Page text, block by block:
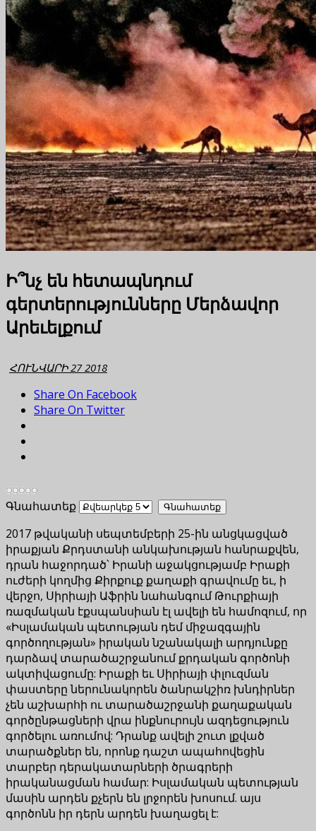
Ի՞նչ են հետապնդում
գերտերությունները Մերձավոր
Արեւելքում
ՀՈՒՆՎԱՐԻ 27 2018
Share On Facebook
Share On Twitter
Գնահատեք
2017 թվականի սեպտեմբերի 25-ին անցկացված
իրաքյան Քրդստանի անկախության հանրաքվեն,
դրան հաջորդած՝ Իրանի աջակցությամբ Իրաքի
ուժերի կողմից Քիրքուք քաղաքի գրավումը եւ, ի
վերջո, Սիրիայի Աֆրին նահանգում Թուրքիայի
ռազմական էքսպանսիան էլ ավելի են համոզում, որ
«Իսլամական պետության դեմ միջազգային
գործողության» իրական նշանակալի արդյունքը
դարձավ տարածաշրջանում քրդական գործոնի
ակտիվացումը: Իրաքի եւ Սիրիայի փլուզման
փաստերը ներունակորեն ծանրակշիռ խնդիրներ
չեն աշխարհի ու տարածաշրջանի քաղաքական
գործընթացների վրա ինքնուրույն ազդեցություն
գործելու առումով: Դրանք ավելի շուտ լքված
տարածքներ են, որոնք դաշտ ապահովեցին
տարբեր դերակատարների ծրագրերի
իրականացման համար: Իսլամական պետության
մասին արդեն քչերն են լրջորեն խոսում. այս
գործոնն իր դերն արդեն խաղացել է: